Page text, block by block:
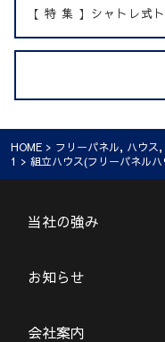
【 特 集 】シャトレ式
HOME > フリーパネル, ハウス,
1 > 組立ハウス(フリーパネル
当社の強み
お知らせ
会社案内